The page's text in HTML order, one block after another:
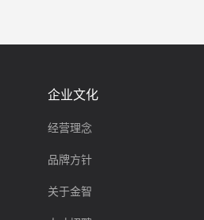
企业文化
经营理念
品牌方针
关于金智